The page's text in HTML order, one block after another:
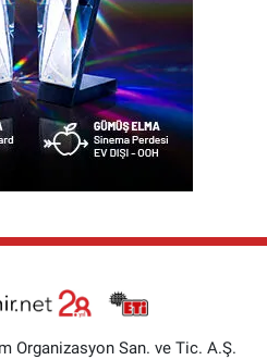
Organizasyon San. ve Tic. A.Ş.